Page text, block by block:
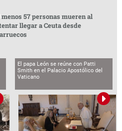
57 personas mueren al
llegar a Ceuta desde
El papa León se reúne con Patti
Smith en el Palacio Apostólico del
Vaticano